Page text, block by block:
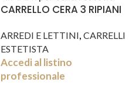
CARRELLO CERA 3 RIPIANI
ARREDI E LETTINI, CARRELLI
ESTETISTA
Accedi al listino
professionale